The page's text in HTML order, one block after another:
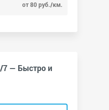
от 80 руб./км.
7 — Быстро и